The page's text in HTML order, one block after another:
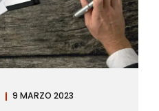
9 MARZO 2023